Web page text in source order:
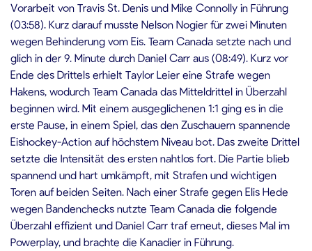
Vorarbeit von Travis St. Denis und Mike Connolly in Führung
(03:58). Kurz darauf musste Nelson Nogier für zwei Minuten
wegen Behinderung vom Eis. Team Canada setzte nach und
glich in der 9. Minute durch Daniel Carr aus (08:49). Kurz vor
Ende des Drittels erhielt Taylor Leier eine Strafe wegen
Hakens, wodurch Team Canada das Mitteldrittel in Überzahl
beginnen wird. Mit einem ausgeglichenen 1:1 ging es in die
erste Pause, in einem Spiel, das den Zuschauern spannende
Eishockey-Action auf höchstem Niveau bot. Das zweite Drittel
setzte die Intensität des ersten nahtlos fort. Die Partie blieb
spannend und hart umkämpft, mit Strafen und wichtigen
Toren auf beiden Seiten. Nach einer Strafe gegen Elis Hede
wegen Bandenchecks nutzte Team Canada die folgende
Überzahl effizient und Daniel Carr traf erneut, dieses Mal im
Powerplay, und brachte die Kanadier in Führung.